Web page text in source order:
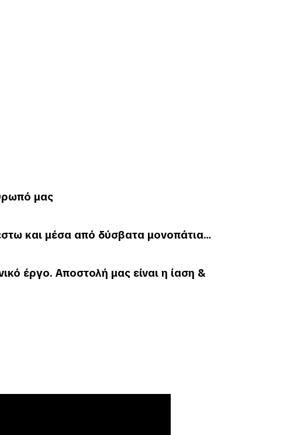
μας
και μέσα από δύσβατα μονοπάτια…
έργο. Αποστολή μας είναι η ίαση &